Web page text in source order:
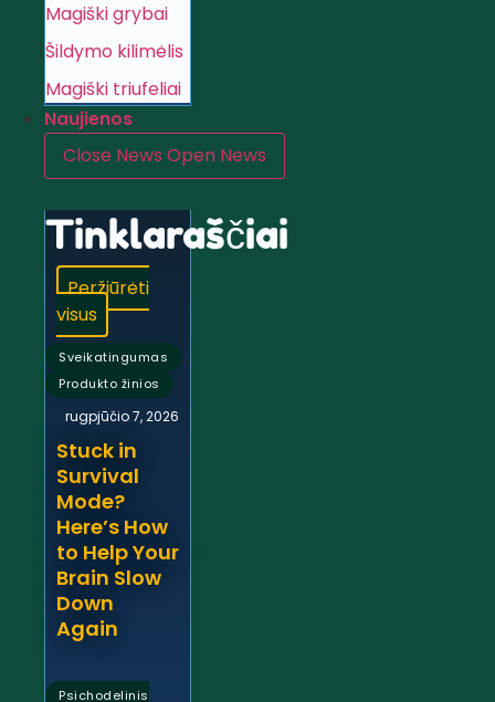
Magiški grybai
Šildymo kilimėlis
Magiški triufeliai
Naujienos
Close News Open News
Tinklaraščiai
Peržiūrėti
visus
Sveikatingumas ,
Produkto žinios
rugpjūčio 7, 2026
Stuck in
Survival
Mode?
Here’s How
to Help Your
Brain Slow
Down
Again
Psichodelinis